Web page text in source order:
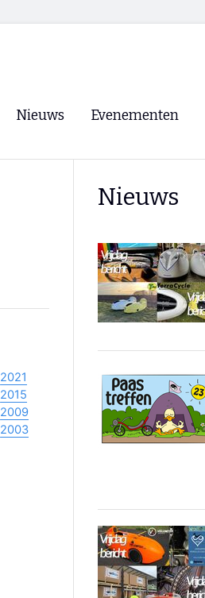
Nieuws Evenementen
Paastreffen
CycleVision
Nieuws
2021
2015
2009
2003